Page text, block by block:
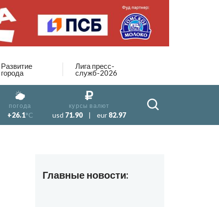
Развитие
города
Лига пресс-
служб-2026
погода
+26.1°C
курсы валют
usd 71.90 | eur 82.97
Главные новости: